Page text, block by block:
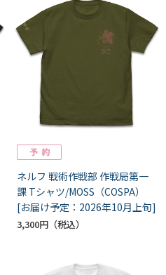
ネルフ 戦術作戦部 作戦局第一
課 Tシャツ/MOSS（COSPA）
[お届け予定：2026年10月上旬]
3,300円